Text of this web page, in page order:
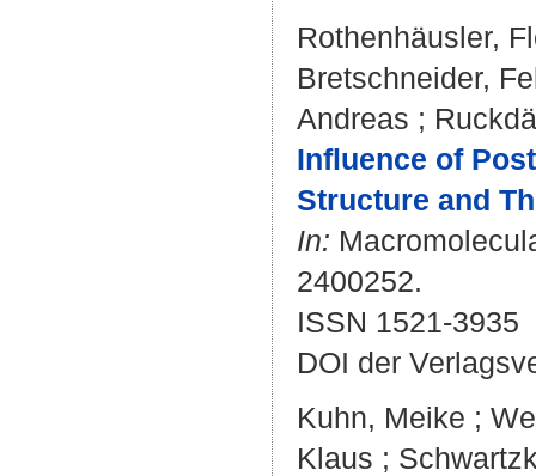
Rothenhäusler,
Bretschneider,
Andreas ;
Influence of
Structure and
In:
2400252.
ISSN 1521-3935
DOI der
Kuhn, Meike ;
Klaus ;